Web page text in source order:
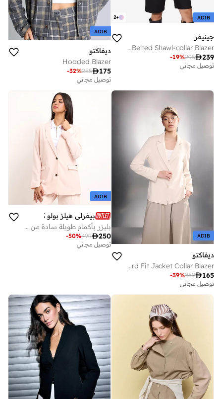
+
2 ADIB
جينيفر
Short Belted Shawl-collar Blazer
239
295
-19%
توصيل مجاني
ADIB
ديفاكتو
Hooded Blazer
175
255
-32%
توصيل مجاني
ADIB
ديفاكتو
Standard Fit Jacket Collar Blazer
165
269
-39%
توصيل مجاني
ADIB
بيفرلي هيلز بولو كلوب
بليزر بأكمام طويلة سادة من بيفرلي هيلز بولو كلوب
250
499
-50%
توصيل مجاني